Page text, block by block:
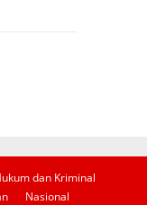
dan Kriminal
Nasional